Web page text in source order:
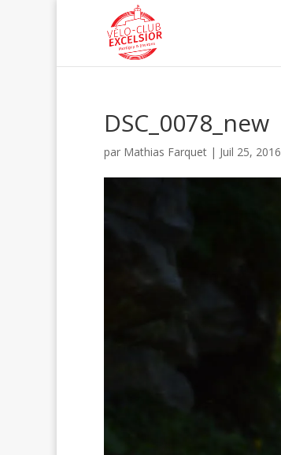
DSC_0078_new
par Mathias Farquet | Juil 25, 2016